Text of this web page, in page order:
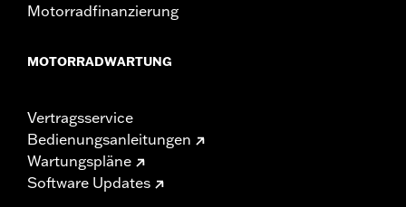
Motorradfinanzierung
MOTORRADWARTUNG
Vertragsservice
Bedienungsanleitungen
Wartungspläne
Software Updates